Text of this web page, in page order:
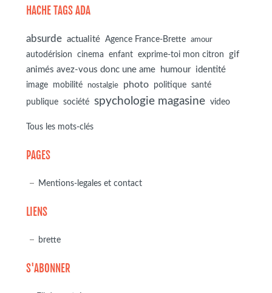
HACHE TAGS ADA
absurde actualité Agence France-Brette amour
autodérision cinema enfant exprime-toi mon citron
gif
animés avez-vous donc une ame
humour identité
image mobilité nostalgie photo politique
santé
publique
société spychologie magasine video
Tous les mots-clés
PAGES
Mentions-legales et contact
LIENS
brette
S'ABONNER